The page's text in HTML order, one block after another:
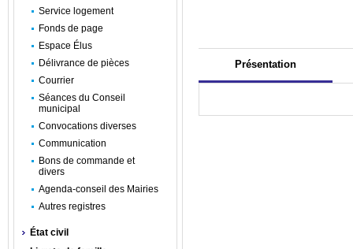
Présentation
Service logement
Fonds de page
Espace Élus
Délivrance de pièces
Courrier
Séances du Conseil
municipal
Convocations diverses
Communication
Bons de commande et
divers
Agenda-conseil des Mairies
Autres registres
État civil